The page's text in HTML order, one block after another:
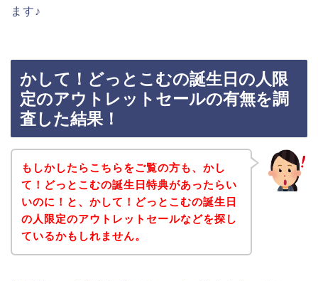
ます♪
かして！どっとこむの誕生日の人限
定のアウトレットセールの有無を調
査した結果！
もしかしたらこちらをご覧の方も、かし
て！どっとこむの誕生日特典があったらい
いのに！と、かして！どっとこむの誕生日
の人限定のアウトレットセールなどを探し
ているかもしれません。